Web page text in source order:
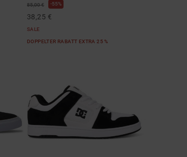
85,00 € 55%
38,25 €
SALE
DOPPELTER RABATT EXTRA 25 %